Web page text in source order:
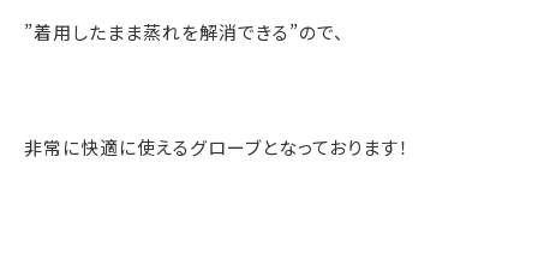
”着用したまま蒸れを解消できる”ので、
非常に快適に使えるグローブとなっております！